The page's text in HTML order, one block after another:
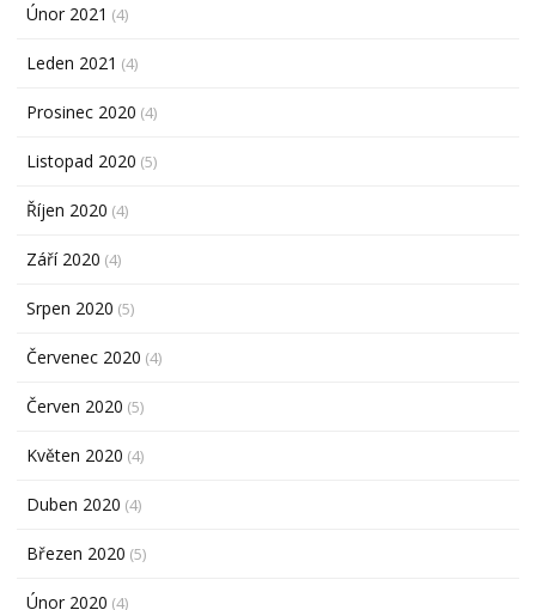
Únor 2021 (4)
Leden 2021 (4)
Prosinec 2020 (4)
Listopad 2020 (5)
Říjen 2020 (4)
Září 2020 (4)
Srpen 2020 (5)
Červenec 2020 (4)
Červen 2020 (5)
Květen 2020 (4)
Duben 2020 (4)
Březen 2020 (5)
Únor 2020 (4)